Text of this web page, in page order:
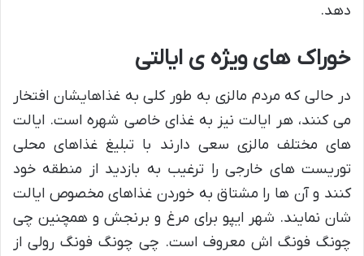
دهد.
خوراک های ویژه ی ایالتی
در حالی که مردم مالزی به طور کلی به غذاهایشان افتخار
می کنند، هر ایالت نیز به غذای خاصی شهره است. ایالت
های مختلف مالزی سعی دارند با تبلیغ غذاهای محلی
توریست های خارجی را ترغیب به بازدید از منطقه خود
کنند و آن ها را مشتاق به خوردن غذاهای مخصوص ایالت
شان نمایند. شهر ایپو برای مرغ و برنجش و همچنین چی
چونگ فونگ اش معروف است. چی چونگ فونگ رولی از